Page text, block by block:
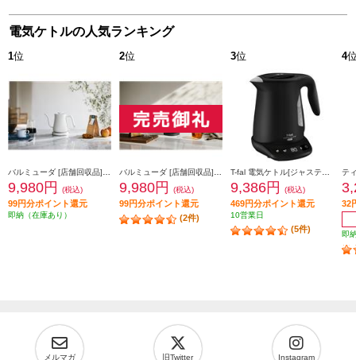
電気ケトルの人気ランキング
1位
9,980円 (税込)
99円分ポイント還元
即納（在庫あり）
2位
9,980円 (税込)
99円分ポイント還元
(2件)
3位
9,386円 (税込)
469円分ポイント還元
10営業日
(5件)
4
32
即
メルマガ 旧Twitter Instagram